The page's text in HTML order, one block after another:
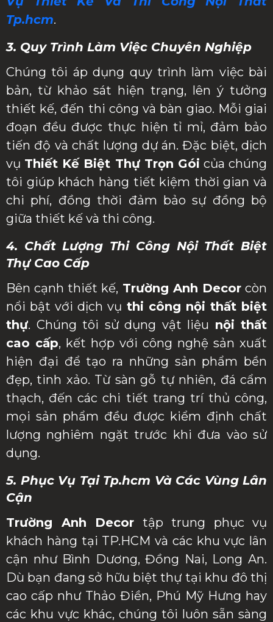
Tp.hcm.
3. Quy Trình Làm Việc Chuyên Nghiệp
Chúng tôi áp dụng quy trình làm việc bài
bản, từ khảo sát hiện trạng, lên ý tưởng
thiết kế, đến thi công và bàn giao. Mỗi giai
đoạn đều được thực hiện tỉ mỉ, đảm bảo
tiến độ và chất lượng dự án. Đặc biệt, dịch
vụ Thiết Kế Biệt Thự Trọn Gói của chúng
tôi giúp khách hàng tiết kiệm thời gian và
chi phí, đồng thời đảm bảo sự đồng bộ
giữa thiết kế và thi công.
4. Chất Lượng Thi Công Nội Thất Biệt
Thự Cao Cấp
Bên cạnh thiết kế, Trường Anh Decorcòn
nổi bật với dịch vụ thi công nội thất biệt
thự. Chúng tôi sử dụng vật liệu nội thất
cao cấp, kết hợp với công nghệ sản xuất
hiện đại để tạo ra những sản phẩm bền
đẹp, tinh xảo. Từ sàn gỗ tự nhiên, đá cẩm
thạch, đến các chi tiết trang trí thủ công,
mọi sản phẩm đều được kiểm định chất
lượng nghiêm ngặt trước khi đưa vào sử
dụng.
5. Phục Vụ Tại Tp.hcm Và Các Vùng Lân
Cận
Trường Anh Decor tập trung phục vụ
khách hàng tại TP.HCM và các khu vực lân
cận như Bình Dương, Đồng Nai, Long An.
Dù bạn đang sở hữu biệt thự tại khu đô thị
cao cấp như Thảo Điền, Phú Mỹ Hưng hay
các khu vực khác, chúng tôi luôn sẵn sàng